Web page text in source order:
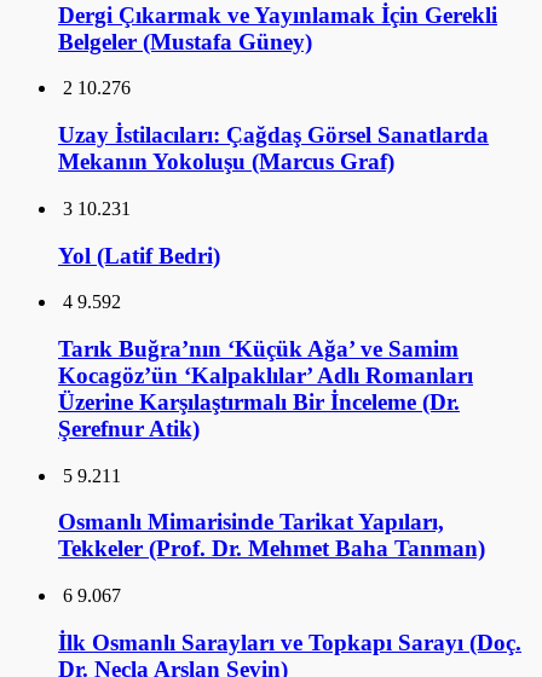
Dergi Çıkarmak ve Yayınlamak İçin Gerekli
Belgeler (Mustafa Güney)
2 10.276
Uzay İstilacıları: Çağdaş Görsel Sanatlarda
Mekanın Yokoluşu (Marcus Graf)
3 10.231
Yol (Latif Bedri)
4 9.592
Tarık Buğra’nın ‘Küçük Ağa’ ve Samim
Kocagöz’ün ‘Kalpaklılar’ Adlı Romanları
Üzerine Karşılaştırmalı Bir İnceleme (Dr.
Şerefnur Atik)
5 9.211
Osmanlı Mimarisinde Tarikat Yapıları,
Tekkeler (Prof. Dr. Mehmet Baha Tanman)
6 9.067
İlk Osmanlı Sarayları ve Topkapı Sarayı (Doç.
Dr. Necla Arslan Sevin)